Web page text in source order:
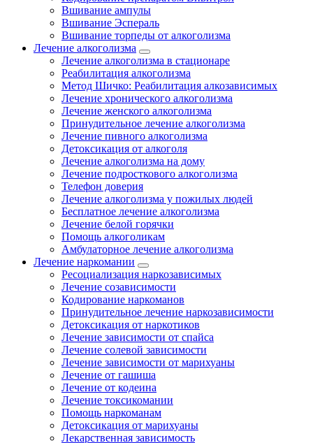
Вшивание ампулы
Вшивание Эспераль
Вшивание торпеды от алкоголизма
Лечение алкоголизма
Лечение алкоголизма в стационаре
Реабилитация алкоголизма
Метод Шичко: Реабилитация алкозависимых
Лечение хронического алкоголизма
Лечение женского алкоголизма
Принудительное лечение алкоголизма
Лечение пивного алкоголизма
Детоксикация от алкоголя
Лечение алкоголизма на дому
Лечение подросткового алкоголизма
Телефон доверия
Лечение алкоголизма у пожилых людей
Бесплатное лечение алкоголизма
Лечение белой горячки
Помощь алкоголикам
Амбулаторное лечение алкоголизма
Лечение наркомании
Ресоциализация наркозависимых
Лечение созависимости
Кодирование наркоманов
Принудительное лечение наркозависимости
Детоксикация от наркотиков
Лечение зависимости от спайса
Лечение солевой зависимости
Лечение зависимости от марихуаны
Лечение от гашиша
Лечение от кодеина
Лечение токсикомании
Помощь наркоманам
Детоксикация от марихуаны
Лекарственная зависимость